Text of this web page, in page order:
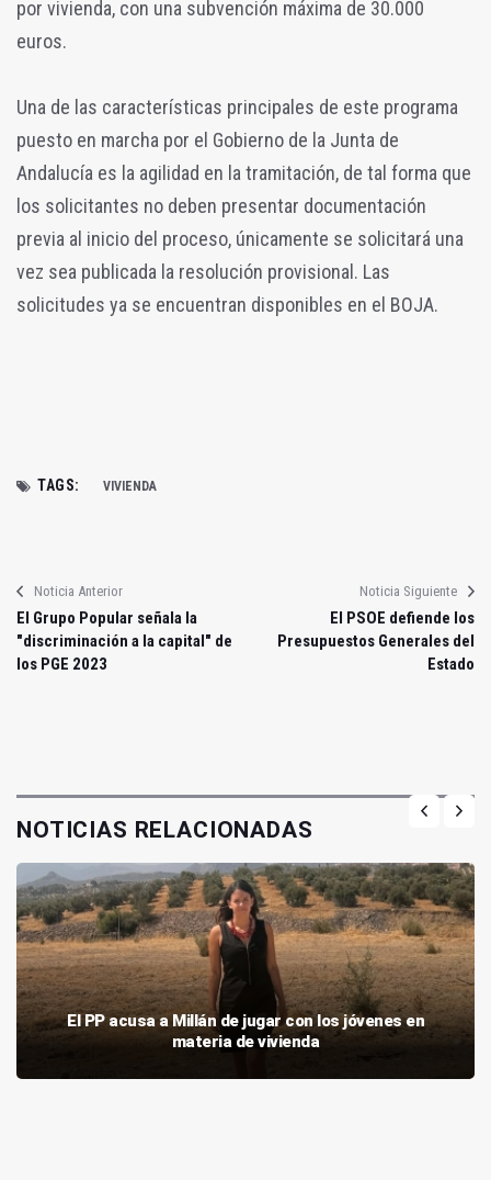
por vivienda, con una subvención máxima de 30.000
euros.
Una de las características principales de este programa
puesto en marcha por el Gobierno de la Junta de
Andalucía es la agilidad en la tramitación, de tal forma que
los solicitantes no deben presentar documentación
previa al inicio del proceso, únicamente se solicitará una
vez sea publicada la resolución provisional. Las
solicitudes ya se encuentran disponibles en el BOJA.
TAGS: VIVIENDA
Noticia Anterior
El Grupo Popular señala la
"discriminación a la capital" de
los PGE 2023
Noticia Siguiente
El PSOE defiende los
Presupuestos Generales del
Estado
NOTICIAS RELACIONADAS
El PP acusa a Millán de jugar con los jóvenes en
materia de vivienda